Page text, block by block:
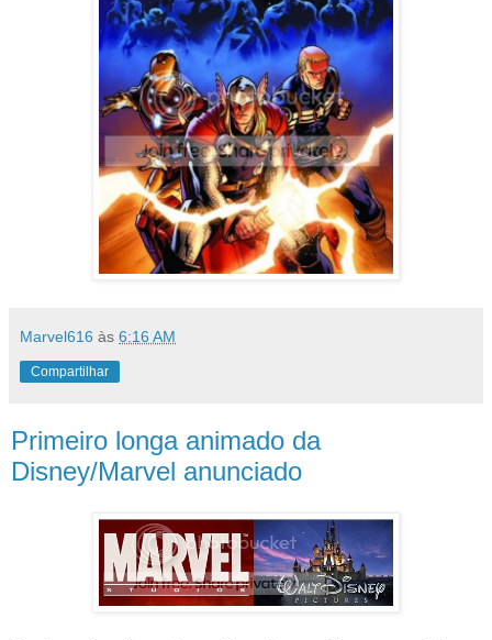
Marvel616 às 6:16 AM
Compartilhar
Primeiro longa animado da
Disney/Marvel anunciado